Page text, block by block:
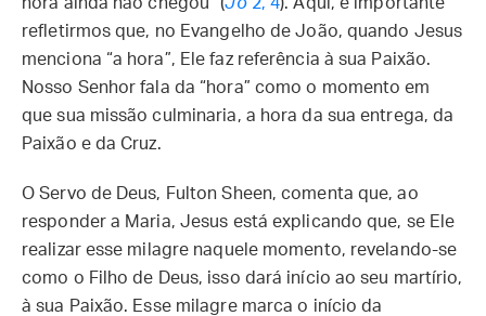
refletirmos que, no Evangelho de João, quando Jesus
menciona “a hora”, Ele faz referência à sua Paixão.
Nosso Senhor fala da “hora” como o momento em
que sua missão culminaria, a hora da sua entrega, da
Paixão e da Cruz.
O Servo de Deus, Fulton Sheen, comenta que, ao
responder a Maria, Jesus está explicando que, se Ele
realizar esse milagre naquele momento, revelando-se
como o Filho de Deus, isso dará início ao seu martírio,
à sua Paixão. Esse milagre marca o início da